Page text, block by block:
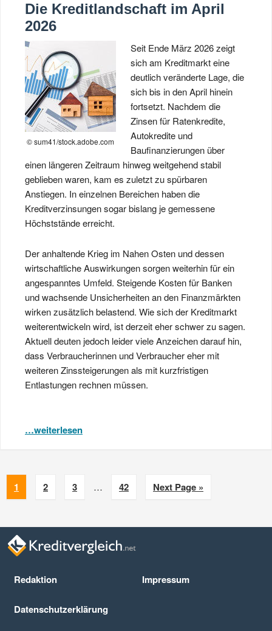
Die Kreditlandschaft im April
2026
© sum41/stock.adobe.com
Seit Ende März 2026 zeigt
sich am Kreditmarkt eine
deutlich veränderte Lage, die
sich bis in den April hinein
fortsetzt. Nachdem die
Zinsen für Ratenkredite,
Autokredite und
Baufinanzierungen über
einen längeren Zeitraum hinweg weitgehend stabil
geblieben waren, kam es zuletzt zu spürbaren
Anstiegen. In einzelnen Bereichen haben die
Kreditverzinsungen sogar bislang je gemessene
Höchststände erreicht.
Der anhaltende Krieg im Nahen Osten und dessen
wirtschaftliche Auswirkungen sorgen weiterhin für ein
angespanntes Umfeld. Steigende Kosten für Banken
und wachsende Unsicherheiten an den Finanzmärkten
wirken zusätzlich belastend. Wie sich der Kreditmarkt
weiterentwickeln wird, ist derzeit eher schwer zu sagen.
Aktuell deuten jedoch leider viele Anzeichen darauf hin,
dass Verbraucherinnen und Verbraucher eher mit
weiteren Zinssteigerungen als mit kurzfristigen
Entlastungen rechnen müssen.
…weiterlesen
1 2 3 … 42 Next Page »
Redaktion Impressum
Datenschutz­erklärung